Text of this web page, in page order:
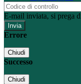
E-mail inviata, si prega
Errore
Chiudi
Successo
Chiudi